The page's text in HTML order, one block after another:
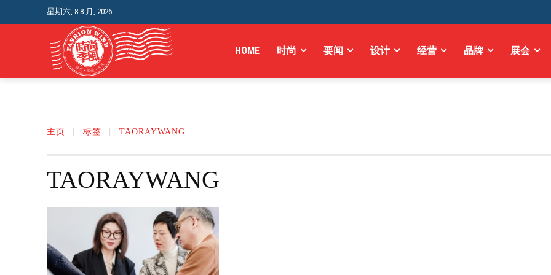
星期六, 8 8 月, 2026
HOME 时尚 要闻 设计 经营 品牌 展会
主页 标签 TAORAYWANG
TAORAYWANG